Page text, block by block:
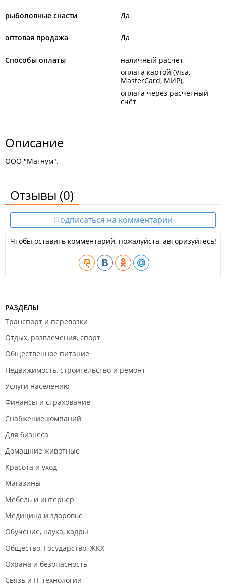
рыболовные снасти Да
оптовая продажа Да
Способы оплаты
наличный расчёт
оплата картой (Visa,
MasterCard, МИР)
оплата через расчётный
счёт
Описание
ООО "Магнум".
Отзывы (0)
Подписаться на комментарии
Чтобы оставить комментарий, пожалуйста, авторизуйтесь!
РАЗДЕЛЫ
Транспорт и перевозки
Отдых, развлечения, спорт
Общественное питание
Недвижимость, строительство и ремонт
Услуги населению
Финансы и страхование
Снабжение компаний
Для бизнеса
Домашние животные
Красота и уход
Магазины
Мебель и интерьер
Медицина и здоровье
Обучение, наука, кадры
Общество, Государство, ЖКХ
Охрана и безопасность
Связь и IT технологии